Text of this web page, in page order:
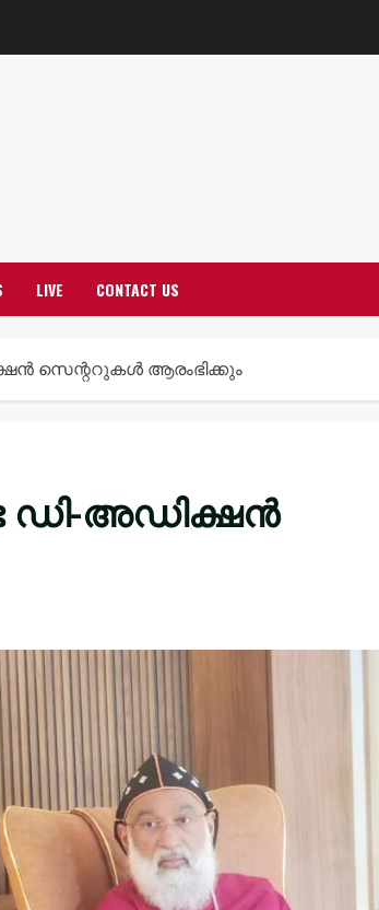
LIVE CONTACT US
സെന്ററുകള്‍ ആരംഭിക്കും
ഡി-അഡിക്ഷന്‍